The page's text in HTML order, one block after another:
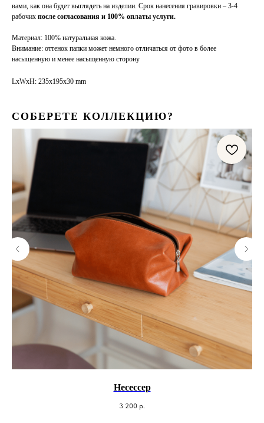
вами, как она будет выглядеть на изделии. Срок нанесения гравировки – 3-4
рабочих после согласования и 100% оплаты услуги.
Материал: 100% натуральная кожа.
Внимание: оттенок папки может немного отличаться от фото в более
насыщенную и менее насыщенную сторону
LxWxH: 235x195x30 mm
СОБЕРЕТЕ КОЛЛЕКЦИЮ?
Несессер
3 200 р.